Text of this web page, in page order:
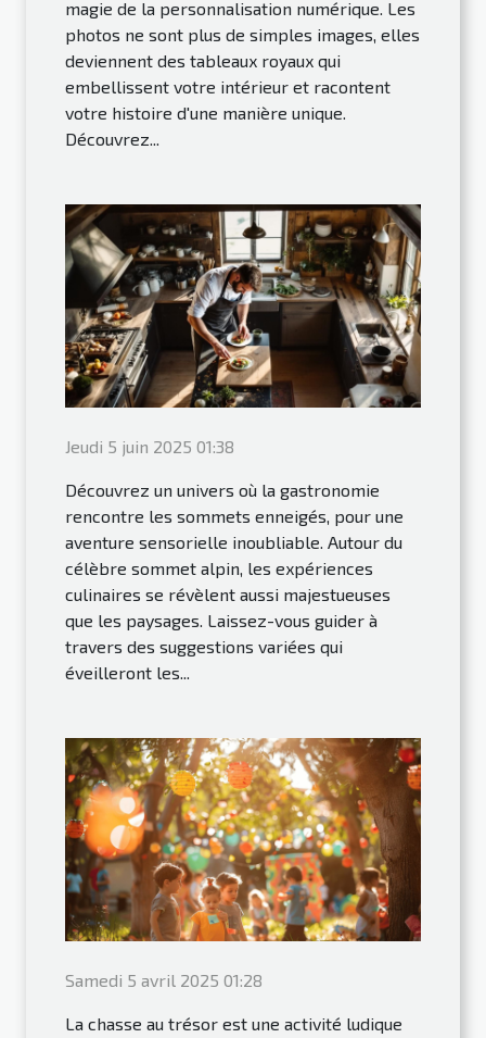
magie de la personnalisation numérique. Les
photos ne sont plus de simples images, elles
deviennent des tableaux royaux qui
embellissent votre intérieur et racontent
votre histoire d'une manière unique.
Découvrez...
Jeudi 5 juin 2025 01:38
Découvrez un univers où la gastronomie
rencontre les sommets enneigés, pour une
aventure sensorielle inoubliable. Autour du
célèbre sommet alpin, les expériences
culinaires se révèlent aussi majestueuses
que les paysages. Laissez-vous guider à
travers des suggestions variées qui
éveilleront les...
Samedi 5 avril 2025 01:28
La chasse au trésor est une activité ludique